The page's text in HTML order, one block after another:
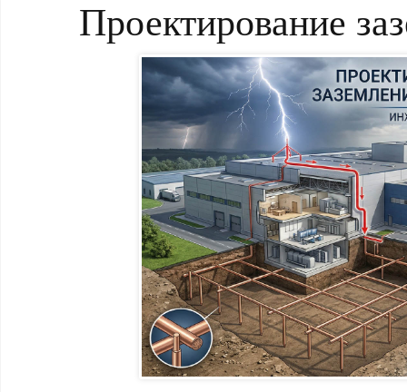
Проектирование